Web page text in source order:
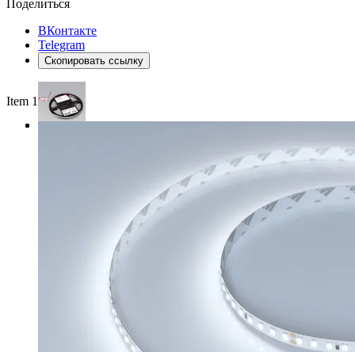
Поделиться
ВКонтакте
Telegram
Скопировать ссылку
Item 1 of 3